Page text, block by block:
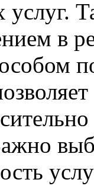
услуг.
в